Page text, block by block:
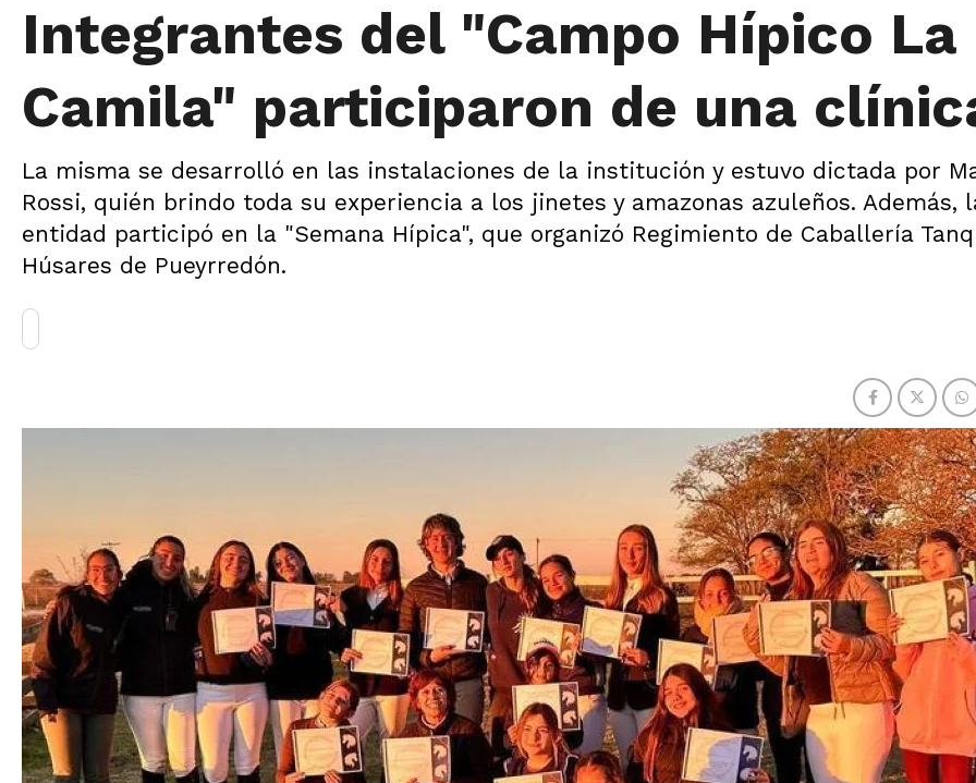
Integrantes del "Campo Hípico La
Camila" participaron de una
La misma se desarrolló en las instalaciones de la institución y estuvo dictada por
Rossi, quién brindo toda su experiencia a los jinetes y amazonas azuleños. Además,
entidad participó en la "Semana Hípica", que organizó Regimiento de Caballería
Húsares de Pueyrredón.